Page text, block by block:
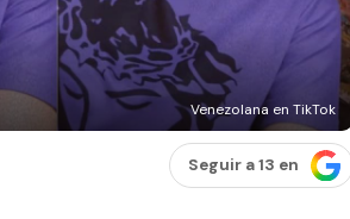
Venezolana en TikTok
Seguir a 13 en